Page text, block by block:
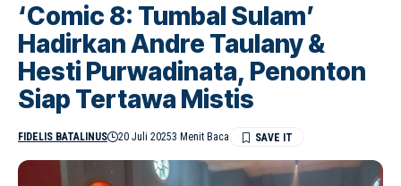
‘Comic 8: Tumbal Sulam’
Hadirkan Andre Taulany &
Hesti Purwadinata, Penonton
Siap Tertawa Mistis
FIDELIS BATALINUS 20 Juli 20253 Menit Baca